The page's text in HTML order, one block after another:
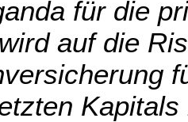
für die
auf die